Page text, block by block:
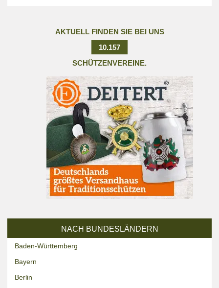
AKTUELL FINDEN SIE BEI UNS
10.157
SCHÜTZENVEREINE.
NACH BUNDESLÄNDERN
Baden-Württemberg
Bayern
Berlin